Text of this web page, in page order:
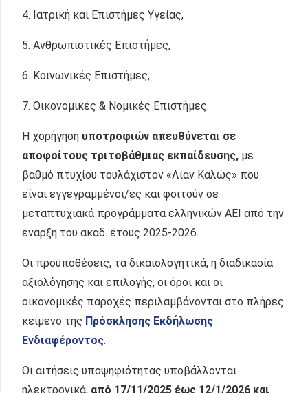
4. Ιατρική και Επιστήμες Υγείας,
5. Ανθρωπιστικές Επιστήμες,
6. Κοινωνικές Επιστήμες,
7. Οικονομικές & Νομικές Επιστήμες.
Η χορήγηση υποτροφιών απευθύνεται σε
αποφοίτους τριτοβάθμιας εκπαίδευσης, με
βαθμό πτυχίου τουλάχιστον «Λίαν Καλώς» που
είναι εγγεγραμμένοι/ες και φοιτούν σε
μεταπτυχιακά προγράμματα ελληνικών ΑΕΙ από την
έναρξη του ακαδ. έτους 2025-2026.
Οι προϋποθέσεις, τα δικαιολογητικά, η διαδικασία
αξιολόγησης και επιλογής, οι όροι και οι
οικονομικές παροχές περιλαμβάνονται στο πλήρες
κείμενο της Πρόσκλησης Εκδήλωσης
Ενδιαφέροντος.
Οι αιτήσεις υποψηφιότητας υποβάλλονται
ηλεκτρονικά, από 17/11/2025 έως 12/1/2026 και